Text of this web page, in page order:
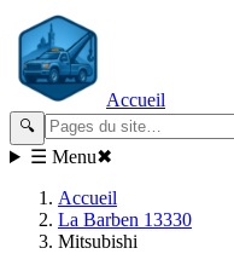
Accueil
🔍
☰ Menu✖
Accueil
La Barben 13330
Mitsubishi